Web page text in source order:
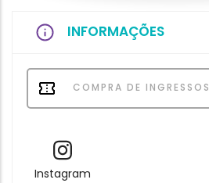
INFORMAÇÕES
COMPRA DE INGRESSOS
Instagram